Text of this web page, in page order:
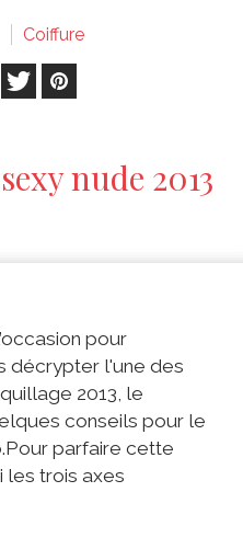
Coiffure
nude 2013
pour
décrypter l'une des
2013, le
conseils pour le
parfaire cette
les trois axes